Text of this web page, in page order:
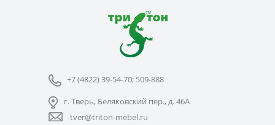
+7 (4822) 39-54-70; 509-888
г. Тверь, Беляковский пер., д. 46А
tver@triton-mebel.ru